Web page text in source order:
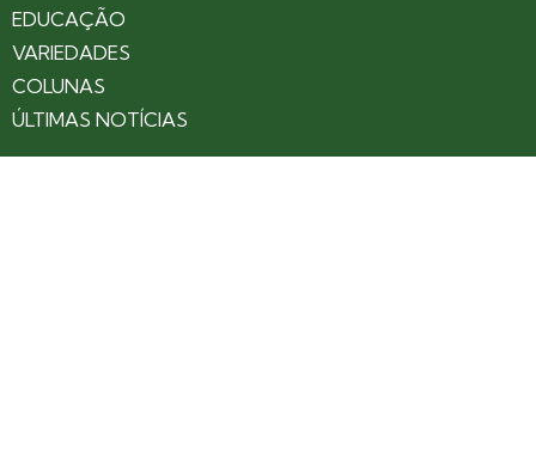
EDUCAÇÃO
VARIEDADES
COLUNAS
ÚLTIMAS NOTÍCIAS